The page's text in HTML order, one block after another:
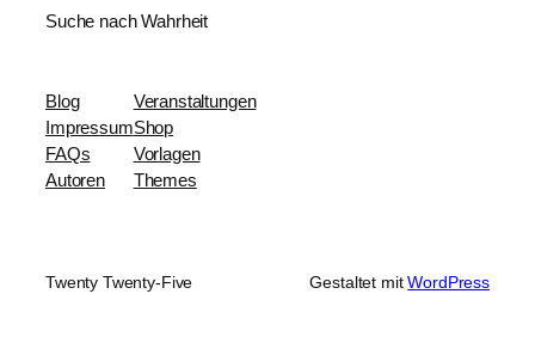
Suche nach Wahrheit
Blog
Impressum
FAQs
Autoren
Veranstaltungen
Shop
Vorlagen
Themes
Twenty Twenty-Five Gestaltet mitWordPress